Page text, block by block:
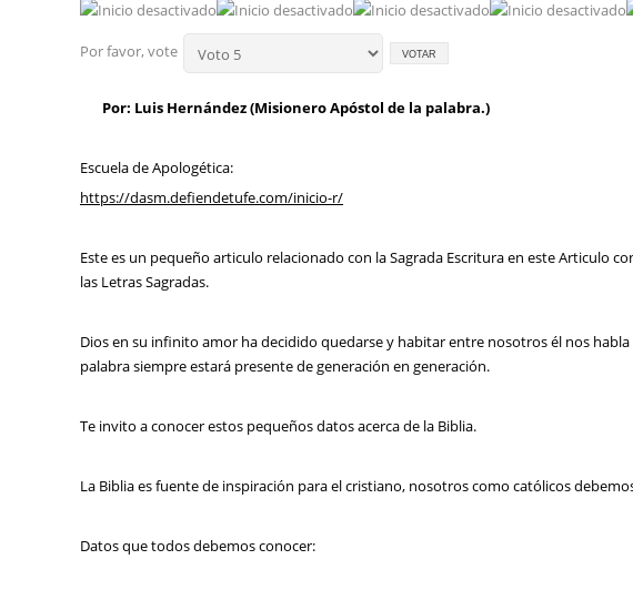
Por favor, vote
Por: Luis Hernández (Misionero Apóstol de la palabra.)
Escuela de Apologética:
https://dasm.defiendetufe.com/inicio-r/
Este es un pequeño articulo relacionado con la Sagrada Escritura en este Articulo
las Letras Sagradas.
Dios en su infinito amor ha decidido quedarse y habitar entre nosotros él nos
palabra siempre estará presente de generación en generación.
Te invito a conocer estos pequeños datos acerca de la Biblia.
La Biblia es fuente de inspiración para el cristiano, nosotros como católicos
Datos que todos debemos conocer: